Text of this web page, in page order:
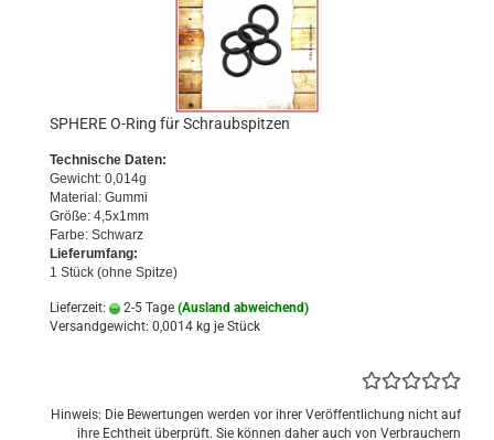
SPHERE O-Ring für Schraubspitzen
Technische Daten:
Gewicht: 0,014g
Material: Gummi
Größe: 4,5x1mm
Farbe: Schwarz
Lieferumfang:
1 Stück (ohne Spitze)
Lieferzeit: 2-5 Tage (Ausland abweichend)
Versandgewicht: 0,0014 kg je Stück
Hinweis: Die Bewertungen werden vor ihrer Veröffentlichung nicht auf
ihre Echtheit überprüft. Sie können daher auch von Verbrauchern